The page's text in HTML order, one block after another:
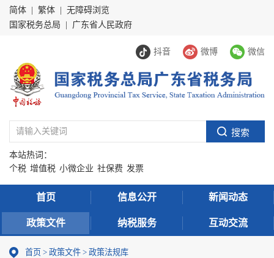
简体 繁体
无障碍浏览
国家税务总局
广东省人民政府
抖音 微博 微信
本站热词：
个税 增值税 小微企业 社保费 发票
首页 信息公开 新闻动态
政策文件 纳税服务 互动交流
首页 > 政策文件 > 政策法规库